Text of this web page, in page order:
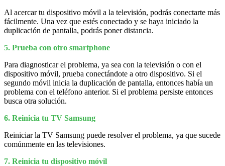
Al acercar tu dispositivo móvil a la televisión, podrás conectarte más
fácilmente. Una vez que estés conectado y se haya iniciado la
duplicación de pantalla, podrás poner distancia.
5. Prueba con otro smartphone
Para diagnosticar el problema, ya sea con la televisión o con el
dispositivo móvil, prueba conectándote a otro dispositivo. Si el
segundo móvil inicia la duplicación de pantalla, entonces había un
problema con el teléfono anterior. Si el problema persiste entonces
busca otra solución.
6. Reinicia tu TV Samsung
Reiniciar la TV Samsung puede resolver el problema, ya que sucede
comúnmente en las televisiones.
7. Reinicia tu dispositivo móvil